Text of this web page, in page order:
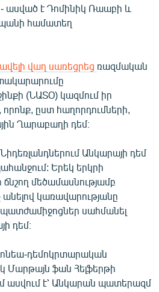
ասված է Դոմինիկ Ռաաբի և
համատեղ
ավելի վաղ սառեցրեց ռազմական
(ՆԱՏՕ) կազմում իր
ըստ հաղորդումների,
Ղարաբաղի դեմ։
Անկարայի դեմ
Երեկ երկրի
մեծամասնությամբ
անելով կառավարությանը
պատժամիջոցներ սահմանել
դեմ։
դեմոկրտարական
Մարթայն ֆան Հելֆերթի
ասվում է՝ Անկարան պատերազմ